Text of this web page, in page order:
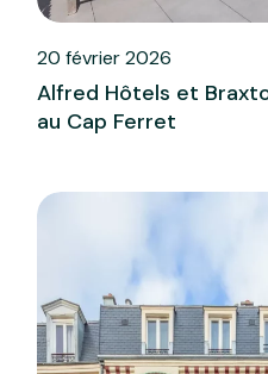
20 février 2026
Alfred Hôtels et
au Cap Ferret